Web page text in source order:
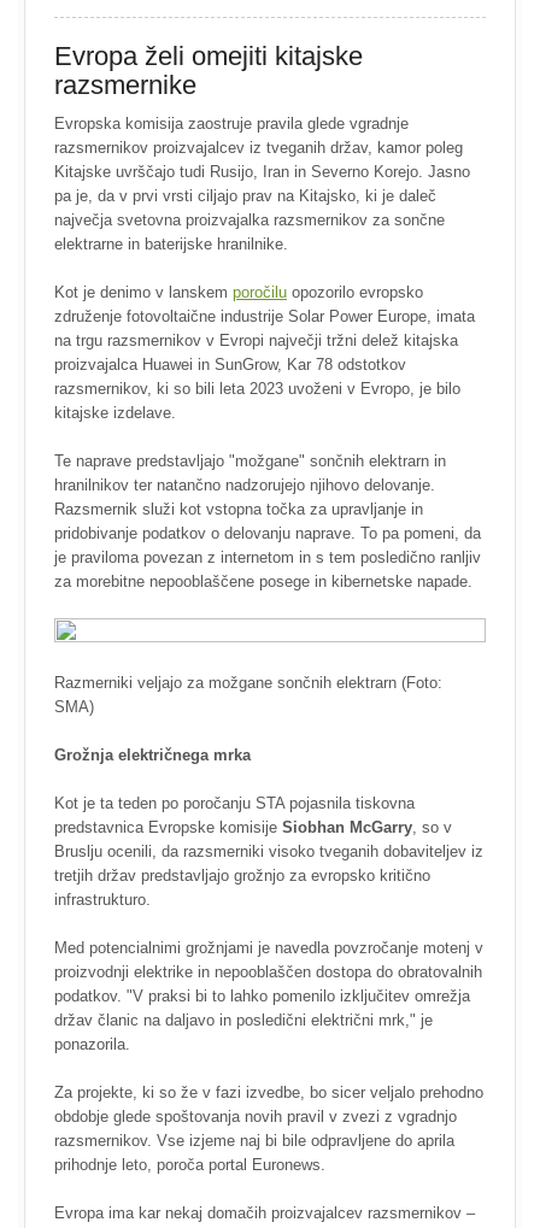
Evropa želi omejiti kitajske
razsmernike
Evropska komisija zaostruje pravila glede vgradnje
razsmernikov proizvajalcev iz tveganih držav, kamor poleg
Kitajske uvrščajo tudi Rusijo, Iran in Severno Korejo. Jasno
pa je, da v prvi vrsti ciljajo prav na Kitajsko, ki je daleč
največja svetovna proizvajalka razsmernikov za sončne
elektrarne in baterijske hranilnike.
Kot je denimo v lanskem poročilu opozorilo evropsko
združenje fotovoltaične industrije Solar Power Europe, imata
na trgu razsmernikov v Evropi največji tržni delež kitajska
proizvajalca Huawei in SunGrow, Kar 78 odstotkov
razsmernikov, ki so bili leta 2023 uvoženi v Evropo, je bilo
kitajske izdelave.
Te naprave predstavljajo "možgane" sončnih elektrarn in
hranilnikov ter natančno nadzorujejo njihovo delovanje.
Razsmernik služi kot vstopna točka za upravljanje in
pridobivanje podatkov o delovanju naprave. To pa pomeni, da
je praviloma povezan z internetom in s tem posledično ranljiv
za morebitne nepooblaščene posege in kibernetske napade.
Razmerniki veljajo za možgane sončnih elektrarn (Foto:
SMA)
Grožnja električnega mrka
Kot je ta teden po poročanju STA pojasnila tiskovna
predstavnica Evropske komisije Siobhan McGarry , so v
Bruslju ocenili, da razsmerniki visoko tveganih dobaviteljev iz
tretjih držav predstavljajo grožnjo za evropsko kritično
infrastrukturo.
Med potencialnimi grožnjami je navedla povzročanje motenj v
proizvodnji elektrike in nepooblaščen dostopa do obratovalnih
podatkov. "V praksi bi to lahko pomenilo izključitev omrežja
držav članic na daljavo in posledični električni mrk," je
ponazorila.
Za projekte, ki so že v fazi izvedbe, bo sicer veljalo prehodno
obdobje glede spoštovanja novih pravil v zvezi z vgradnjo
razsmernikov. Vse izjeme naj bi bile odpravljene do aprila
prihodnje leto, poroča portal Euronews.
Evropa ima kar nekaj domačih proizvajalcev razsmernikov –